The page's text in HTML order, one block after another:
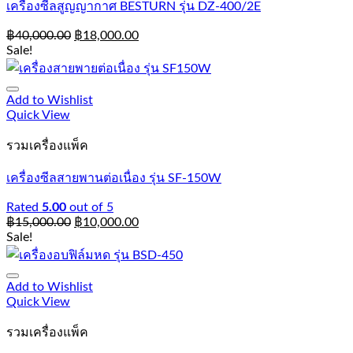
เครื่องซีลสูญญากาศ BESTURN รุ่น DZ-400/2E
฿40,000.00 ฿18,000.00
Sale!
Add to Wishlist
Quick View
รวมเครื่องแพ็ค
เครื่องซีลสายพานต่อเนื่อง รุ่น SF-150W
Rated 5.00 out of 5
฿15,000.00 ฿10,000.00
Sale!
Add to Wishlist
Quick View
รวมเครื่องแพ็ค